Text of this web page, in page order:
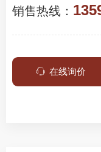
销售热线：
ꁱ 在线询价